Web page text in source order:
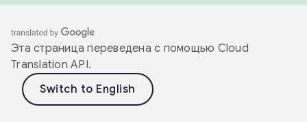
Эта страница переведена с помощью Cloud
Translation API.